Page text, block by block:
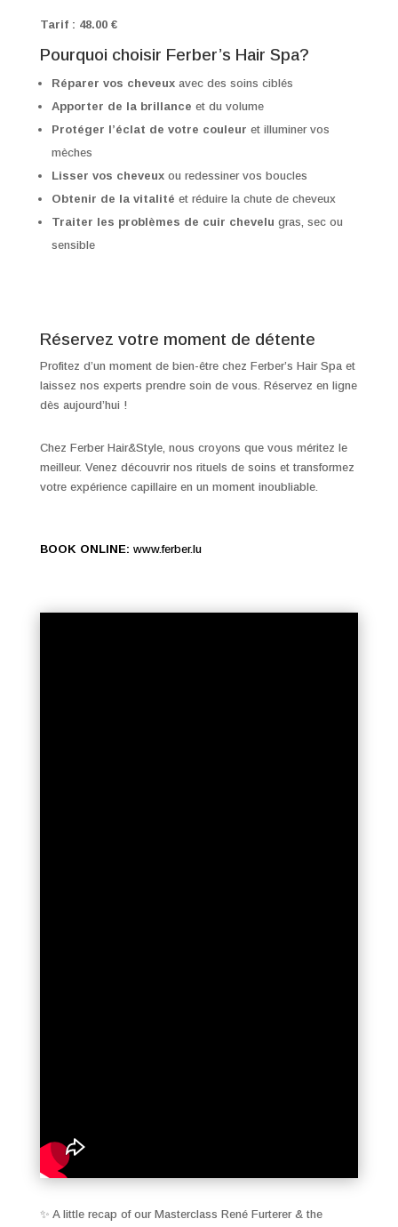
Tarif : 48.00 €
Pourquoi choisir Ferber’s Hair Spa?
Réparer vos cheveuxavec des soins ciblés
Apporter de la brillance et du volume
Protéger l’éclat de votre couleur et illuminer vos
mèches
Lisser vos cheveuxou redessiner vos boucles
Obtenir de la vitalité et réduire la chute de cheveux
Traiter les problèmes de cuir chevelu gras, sec ou
sensible
Réservez votre moment de détente
Profitez d’un moment de bien-être chez Ferber’s Hair Spa et
laissez nos experts prendre soin de vous. Réservez en ligne
dès aujourd’hui !
Chez Ferber Hair&Style, nous croyons que vous méritez le
meilleur. Venez découvrir nos rituels de soins et transformez
votre expérience capillaire en un moment inoubliable.
BOOK ONLINE: www.ferber.lu
✨ A little recap of our Masterclass René Furterer & the